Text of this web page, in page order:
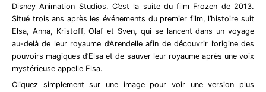
Disney Animation Studios. C’est la suite du film Frozen de 2013.
Situé trois ans après les événements du premier film, l’histoire suit
Elsa, Anna, Kristoff, Olaf et Sven, qui se lancent dans un voyage
au-delà de leur royaume d’Arendelle afin de découvrir l’origine des
pouvoirs magiques d’Elsa et de sauver leur royaume après une voix
mystérieuse appelle Elsa.
Cliquez simplement sur une image pour voir une version plus